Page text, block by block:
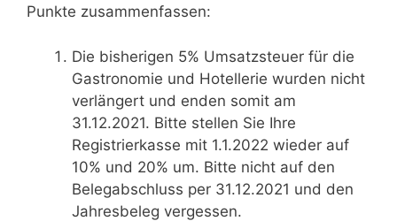
Punkte zusammenfassen:
Die bisherigen 5% Umsatzsteuer für die
Gastronomie und Hotellerie wurden nicht
verlängert und enden somit am
31.12.2021. Bitte stellen Sie Ihre
Registrierkasse mit 1.1.2022 wieder auf
10% und 20% um. Bitte nicht auf den
Belegabschluss per 31.12.2021 und den
Jahresbeleg vergessen.